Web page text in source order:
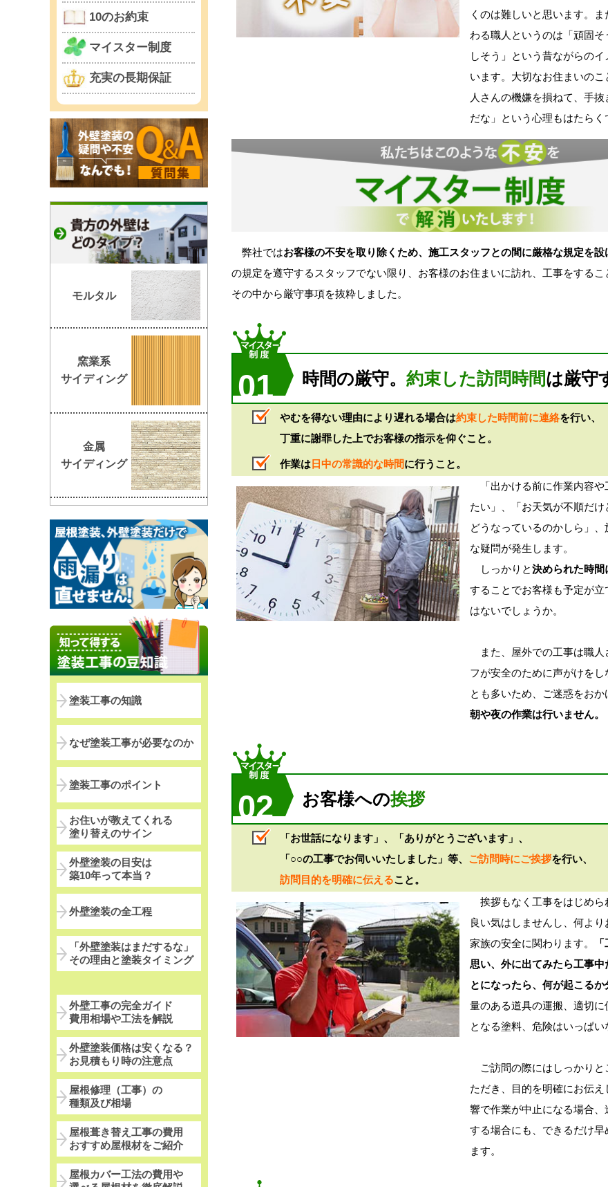
くのは難しいと思います。
わる職人というのは「頑固
しそう」という昔ながらの
います。大切なお住まいの
人さんの機嫌を損ねて、手
だな」という心理もはたらく
弊社ではお客様の不安を取り除くため、施工スタッフとの間に厳格な規定を設
の規定を遵守するスタッフでない限り、お客様のお住まいに訪れ、工事をするこ
その中から厳守事項を抜粋しました。
01 時間の厳守。 約束した訪問時間は厳守
やむを得ない理由により遅れる場合は約束した時間前に連絡を行い、
丁重に謝罪した上でお客様の指示を仰ぐこと。
作業は日中の常識的な時間に行うこと。
「出かける前に作業内容や
たい」、「お天気が不順だ
どうなっているのかしら」、
な疑問が発生します。
しっかりと決められた時間
することでお客様も予定が
はないでしょうか。
また、屋外での工事は職人
フが安全のために声がけをし
とも多いため、ご迷惑をおか
朝や夜の作業は行いません。
02 お客様への挨拶
「お世話になります」、「ありがとうございます」、
「○○の工事でお伺いいたしました」等、 ご訪問時にご挨拶を行い、
訪問目的を明確に伝えること。
挨拶もなく工事をはじめら
良い気はしませんし、何よ
家族の安全に関わります。
思い、外に出てみたら工事中
とになったら、何が起こるか
量のある道具の運搬、適切
となる塗料、危険はいっぱい
ご訪問の際にはしっかりと
ただき、目的を明確にお伝
響で作業が中止になる場合、
する場合にも、できるだけ早
ます。
10のお約束
マイスター制度
充実の長期保証
モルタル
窯業系
サイディング
金属
サイディング
塗装工事の知識
なぜ塗装工事が必要なのか
塗装工事のポイント
お住いが教えてくれる
塗り替えのサイン
外壁塗装の目安は
築10年って本当？
外壁塗装の全工程
「外壁塗装はまだするな」
その理由と塗装タイミング
外壁工事の完全ガイド
費用相場や工法を解説
外壁塗装価格は安くなる？
お見積もり時の注意点
屋根修理（工事）の
種類及び相場
屋根葺き替え工事の費用
おすすめ屋根材をご紹介
屋根カバー工法の費用や